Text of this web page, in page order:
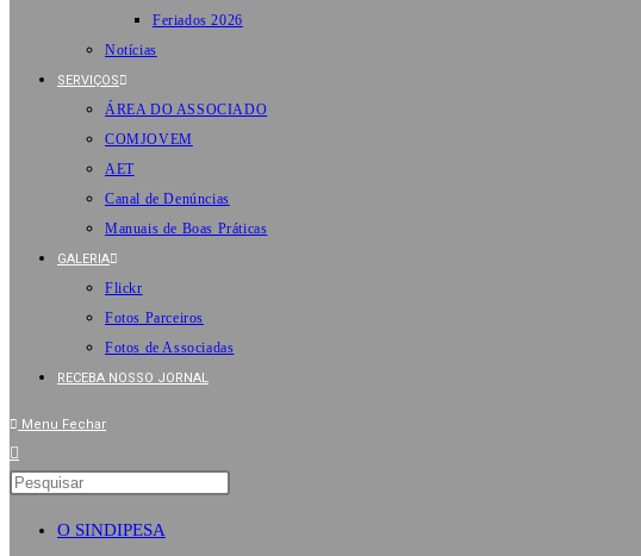
Feriados 2026
Notícias
SERVIÇOS
ÁREA DO ASSOCIADO
COMJOVEM
AET
Canal de Denúncias
Manuais de Boas Práticas
GALERIA
Flickr
Fotos Parceiros
Fotos de Associadas
RECEBA NOSSO JORNAL
Menu Fechar
O SINDIPESA